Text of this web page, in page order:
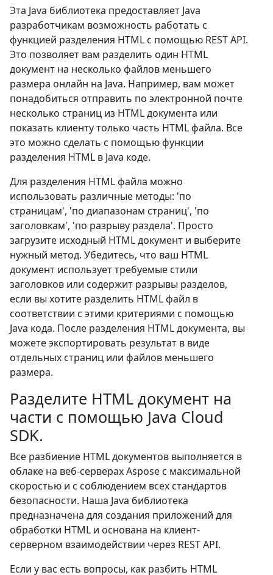
Эта Java библиотека предоставляет Java
разработчикам возможность работать с
функцией разделения HTML с помощью REST API.
Это позволяет вам разделить один HTML
документ на несколько файлов меньшего
размера онлайн на Java. Например, вам может
понадобиться отправить по электронной почте
несколько страниц из HTML документа или
показать клиенту только часть HTML файла. Все
это можно сделать с помощью функции
разделения HTML в Java коде.
Для разделения HTML файла можно
использовать различные методы: 'по
страницам', 'по диапазонам страниц', 'по
заголовкам', 'по разрыву раздела'. Просто
загрузите исходный HTML документ и выберите
нужный метод. Убедитесь, что ваш HTML
документ использует требуемые стили
заголовков или содержит разрывы разделов,
если вы хотите разделить HTML файл в
соответствии с этими критериями с помощью
Java кода. После разделения HTML документа, вы
можете экспортировать результат в виде
отдельных страниц или файлов меньшего
размера.
Разделите HTML документ на
части с помощью Java Cloud
SDK.
Все разбиение HTML документов выполняется в
облаке на веб-серверах Aspose с максимальной
скоростью и с соблюдением всех стандартов
безопасности. Наша Java библиотека
предназначена для создания приложений для
обработки HTML и основана на клиент-
серверном взаимодействии через REST API.
Если у вас есть вопросы, как разбить HTML